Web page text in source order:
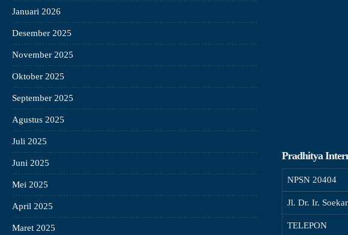
Januari 2026
Desember 2025
November 2025
Oktober 2025
September 2025
Agustus 2025
Juli 2025
Juni 2025
Mei 2025
April 2025
Maret 2025
Pradhitya
NPSN 20404
Jl. Dr. Ir.
TELEPON